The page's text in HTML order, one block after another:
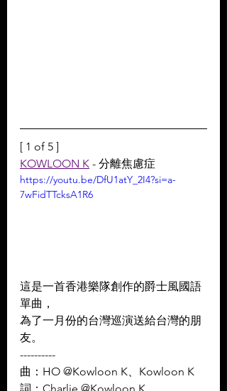
[ 1 of 5 ]
KOWLOON K - 分離焦慮症
https://youtu.be/DfU1atY_2I4?si=a-
7wFidTTcksA1R6
這是一首香港樂隊創作的爵士風國語
單曲，
為了一月份的台灣巡演送給台灣的朋
友。
----------
曲：HO @Kowloon K、Kowloon K
詞：Charlie @Kowloon K